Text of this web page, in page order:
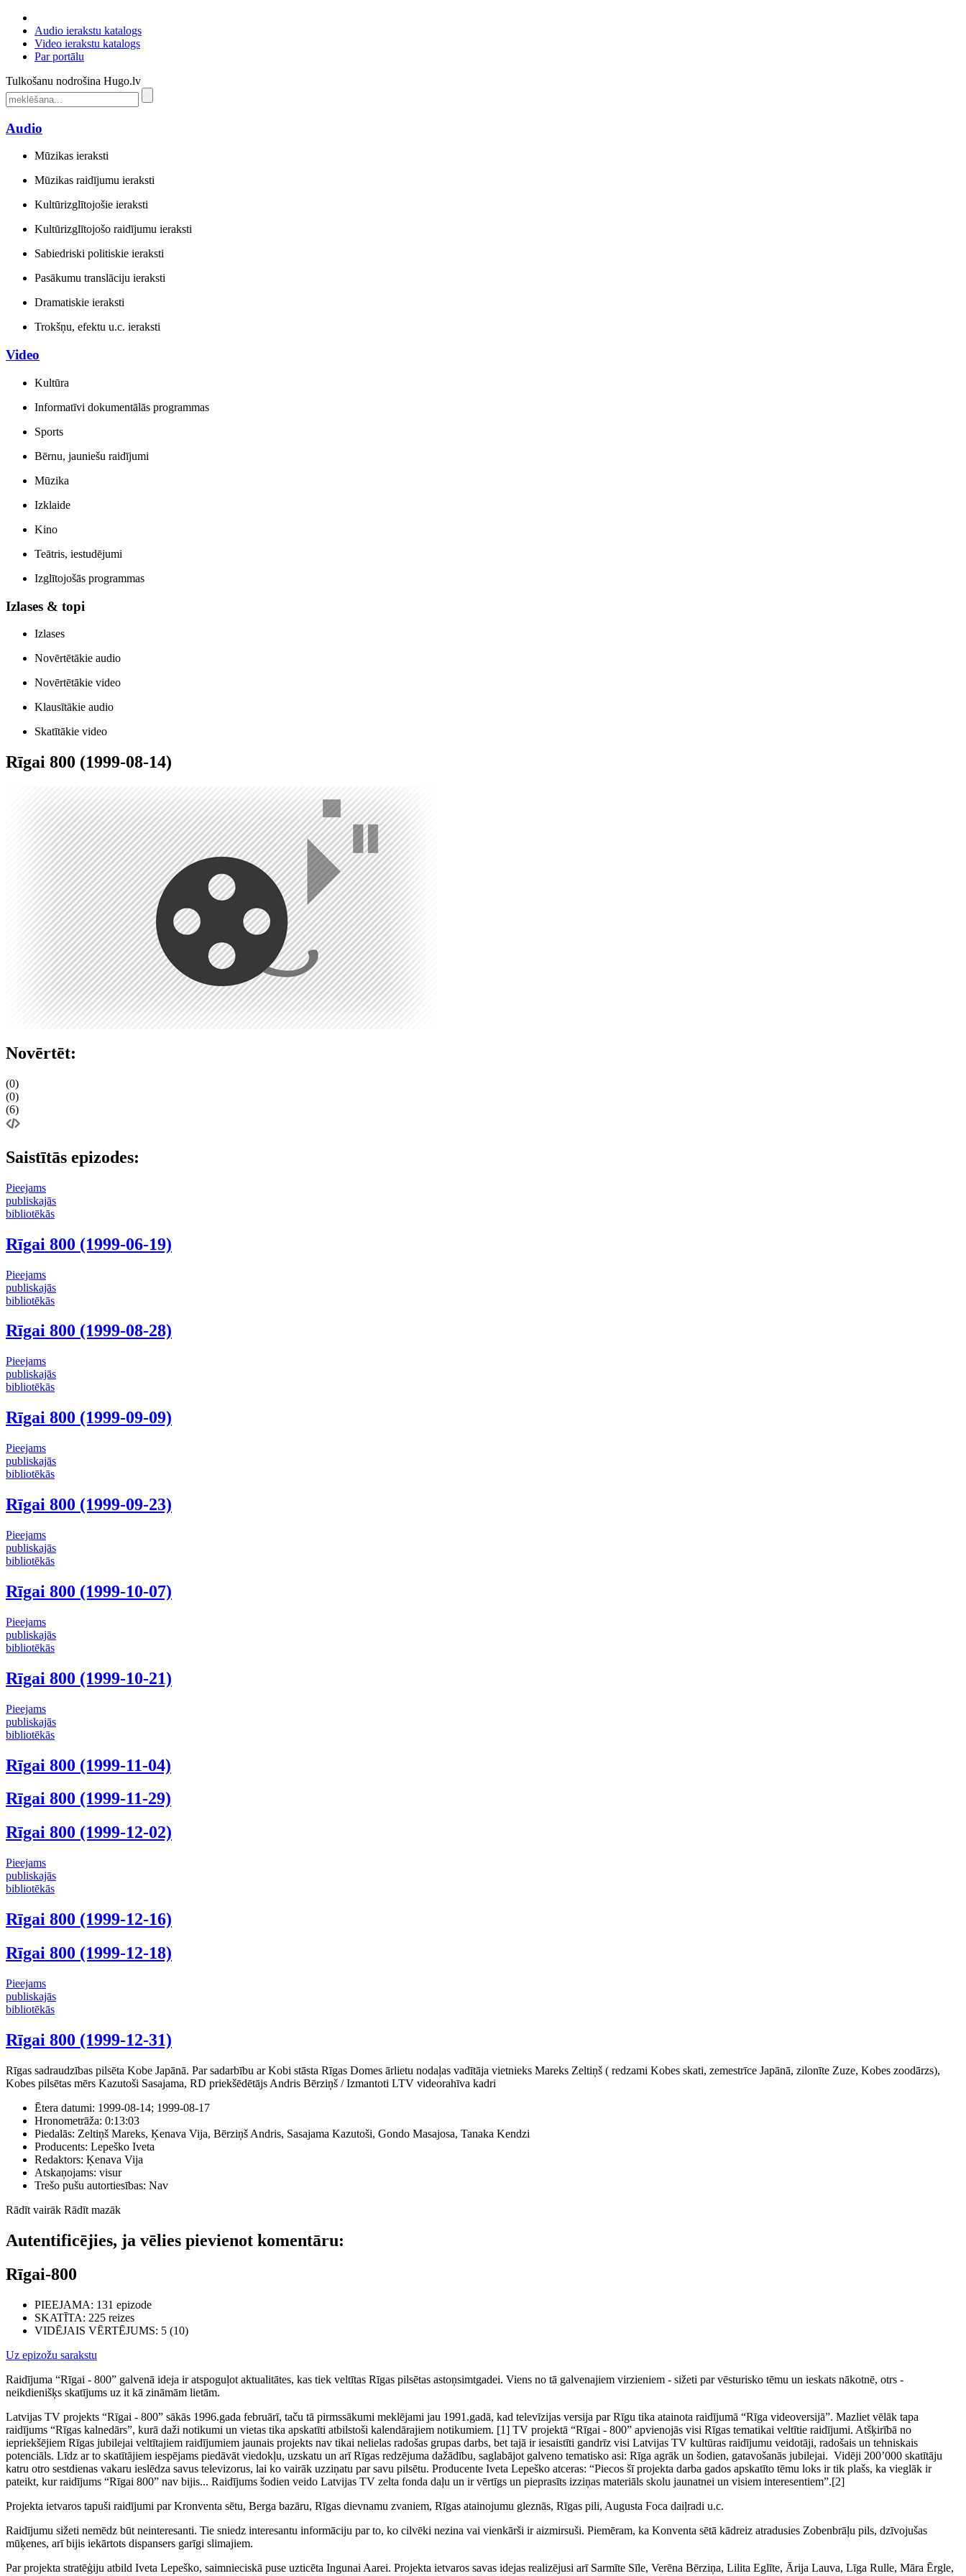
Audio ierakstu katalogs
Video ierakstu katalogs
Par portālu
Tulkošanu nodrošina Hugo.lv
Audio
Mūzikas ieraksti
Mūzikas raidījumu ieraksti
Kultūrizglītojošie ieraksti
Kultūrizglītojošo raidījumu ieraksti
Sabiedriski politiskie ieraksti
Pasākumu translāciju ieraksti
Dramatiskie ieraksti
Trokšņu, efektu u.c. ieraksti
Video
Kultūra
Informatīvi dokumentālās programmas
Sports
Bērnu, jauniešu raidījumi
Mūzika
Izklaide
Kino
Teātris, iestudējumi
Izglītojošās programmas
Izlases & topi
Izlases
Novērtētākie audio
Novērtētākie video
Klausītākie audio
Skatītākie video
Rīgai 800 (1999-08-14)
Novērtēt:
(0)
(0)
(6)
Saistītās epizodes:
Pieejams
publiskajās
bibliotēkās
Rīgai 800 (1999-06-19)
Pieejams
publiskajās
bibliotēkās
Rīgai 800 (1999-08-28)
Pieejams
publiskajās
bibliotēkās
Rīgai 800 (1999-09-09)
Pieejams
publiskajās
bibliotēkās
Rīgai 800 (1999-09-23)
Pieejams
publiskajās
bibliotēkās
Rīgai 800 (1999-10-07)
Pieejams
publiskajās
bibliotēkās
Rīgai 800 (1999-10-21)
Pieejams
publiskajās
bibliotēkās
Rīgai 800 (1999-11-04)
Rīgai 800 (1999-11-29)
Rīgai 800 (1999-12-02)
Pieejams
publiskajās
bibliotēkās
Rīgai 800 (1999-12-16)
Rīgai 800 (1999-12-18)
Pieejams
publiskajās
bibliotēkās
Rīgai 800 (1999-12-31)
Rīgas sadraudzības pilsēta Kobe Japānā. Par sadarbību ar Kobi stāsta Rīgas Domes ārlietu nodaļas vadītāja vietnieks Mareks Zeltiņš ( redzami Kobes skati, zemestrīce Japānā, zilonīte Zuze, Kobes zoodārzs),
Kobes pilsētas mērs Kazutoši Sasajama, RD priekšēdētājs Andris Bērziņš / Izmantoti LTV videorahīva kadri
Ētera datumi: 1999-08-14; 1999-08-17
Hronometrāža: 0:13:03
Piedalās: Zeltiņš Mareks, Ķenava Vija, Bērziņš Andris, Sasajama Kazutoši, Gondo Masajosa, Tanaka Kendzi
Producents: Lepeško Iveta
Redaktors: Ķenava Vija
Atskaņojams: visur
Trešo pušu autortiesības: Nav
Rādīt vairāk Rādīt mazāk
Autentificējies, ja vēlies pievienot komentāru:
Rīgai-800
PIEEJAMA: 131 epizode
SKATĪTA: 225 reizes
VIDĒJAIS VĒRTĒJUMS: 5 (10)
Uz epizožu sarakstu
Raidījuma “Rīgai - 800” galvenā ideja ir atspoguļot aktualitātes, kas tiek veltītas Rīgas pilsētas astoņsimtgadei. Viens no tā galvenajiem virzieniem - sižeti par vēsturisko tēmu un ieskats nākotnē, otrs -
neikdienišķs skatījums uz it kā zināmām lietām.
Latvijas TV projekts “Rīgai - 800” sākās 1996.gada februārī, taču tā pirmssākumi meklējami jau 1991.gadā, kad televīzijas versija par Rīgu tika atainota raidījumā “Rīga videoversijā”. Mazliet vēlāk tapa
raidījums “Rīgas kalnedārs”, kurā daži notikumi un vietas tika apskatīti atbilstoši kalendārajiem notikumiem. [1] TV projektā “Rīgai - 800” apvienojās visi Rīgas tematikai veltītie raidījumi. Atšķirībā no
iepriekšējiem Rīgas jubilejai veltītajiem raidījumiem jaunais projekts nav tikai nelielas radošas grupas darbs, bet tajā ir iesaistīti gandrīz visi Latvijas TV kultūras raidījumu veidotāji, radošais un tehniskais
potenciāls. Līdz ar to skatītājiem iespējams piedāvāt viedokļu, uzskatu un arī Rīgas redzējuma dažādību, saglabājot galveno tematisko asi: Rīga agrāk un šodien, gatavošanās jubilejai. Vidēji 200’000 skatītāju
katru otro sestdienas vakaru ieslēdza savus televizorus, lai ko vairāk uzziņatu par savu pilsētu. Producente Iveta Lepeško atceras: “Piecos šī projekta darba gados apskatīto tēmu loks ir tik plašs, ka vieglāk ir
pateikt, kur raidījums “Rīgai 800” nav bijis... Raidījums šodien veido Latvijas TV zelta fonda daļu un ir vērtīgs un pieprasīts izziņas materiāls skolu jaunatnei un visiem interesentiem”.[2]
Projekta ietvaros tapuši raidījumi par Kronventa sētu, Berga bazāru, Rīgas dievnamu zvaniem, Rīgas atainojumu gleznās, Rīgas pili, Augusta Foca daiļradi u.c.
Raidījumu sižeti nemēdz būt neinteresanti. Tie sniedz interesantu informāciju par to, ko cilvēki nezina vai vienkārši ir aizmirsuši. Piemēram, ka Konventa sētā kādreiz atradusies Zobenbrāļu pils, dzīvojušas
mūķenes, arī bijis iekārtots dispansers garīgi slimajiem.
Par projekta stratēģiju atbild Iveta Lepeško, saimnieciskā puse uzticēta Ingunai Aarei. Projekta ietvaros savas idejas realizējusi arī Sarmīte Sīle, Verēna Bērziņa, Lilita Eglīte, Ārija Lauva, Līga Rulle, Māra Ērgle,